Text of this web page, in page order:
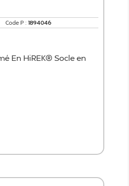
Code P : 1894046
En HiREK® Socle en